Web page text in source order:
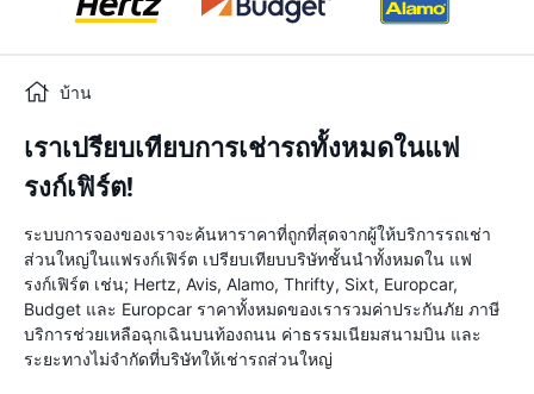
บ้าน
เราเปรียบเทียบการเช่ารถทั้งหมดในแฟ
รงก์เฟิร์ต!
ระบบการจองของเราจะค้นหาราคาที่ถูกที่สุดจากผู้ให้บริการรถเช่า
ส่วนใหญ่ในแฟรงก์เฟิร์ต เปรียบเทียบบริษัทชั้นนำทั้งหมดใน แฟ
รงก์เฟิร์ต เช่น; Hertz, Avis, Alamo, Thrifty, Sixt, Europcar,
Budget และ Europcar ราคาทั้งหมดของเรารวมค่าประกันภัย ภาษี
บริการช่วยเหลือฉุกเฉินบนท้องถนน ค่าธรรมเนียมสนามบิน และ
ระยะทางไม่จำกัดที่บริษัทให้เช่ารถส่วนใหญ่